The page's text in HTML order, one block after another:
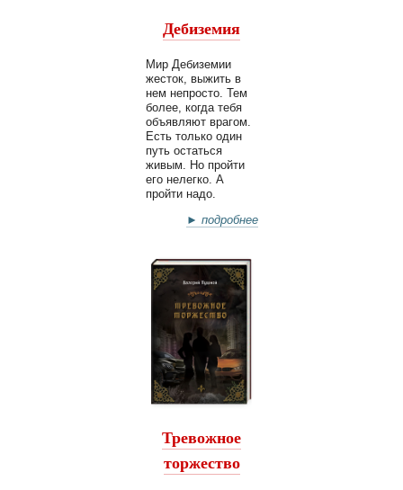
Дебиземия
Мир Дебиземии
жесток, выжить в
нем непросто. Тем
более, когда тебя
объявляют врагом.
Есть только один
путь остаться
живым. Но пройти
его нелегко. А
пройти надо.
► подробнее
Тревожное
торжество